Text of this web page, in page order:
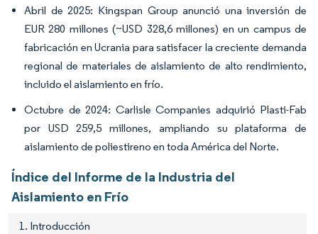
Abril de 2025: Kingspan Group anunció una inversión de
EUR 280 millones (~USD 328,6 millones) en un campus de
fabricación en Ucrania para satisfacer la creciente demanda
regional de materiales de aislamiento de alto rendimiento,
incluido el aislamiento en frío.
Octubre de 2024: Carlisle Companies adquirió Plasti-Fab
por USD 259,5 millones, ampliando su plataforma de
aislamiento de poliestireno en toda América del Norte.
Índice del Informe de la Industria del
Aislamiento en Frío
1. Introducción